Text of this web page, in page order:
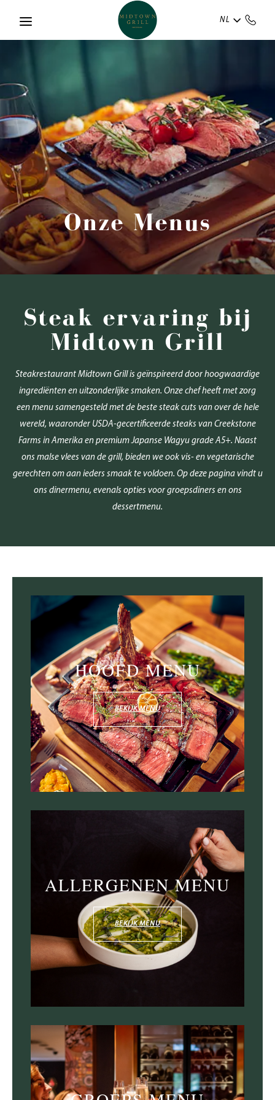
NL
Onze Menus
Steak ervaring bij
Midtown Grill
Steakrestaurant Midtown Grill is geïnspireerd door hoogwaardige
ingrediënten en uitzonderlijke smaken. Onze chef heeft met zorg
een menu samengesteld met de beste steak cuts van over de hele
wereld, waaronder USDA-gecertificeerde steaks van Creekstone
Farms in Amerika en premium Japanse Wagyu grade A5+. Naast
ons malse vlees van de grill, bieden we ook vis- en vegetarische
gerechten om aan ieders smaak te voldoen. Op deze pagina vindt u
ons dinermenu, evenals opties voor groepsdiners en ons
dessertmenu.
HOOFD MENU
BEKIJK MENU
ALLERGENEN MENU
BEKIJK MENU